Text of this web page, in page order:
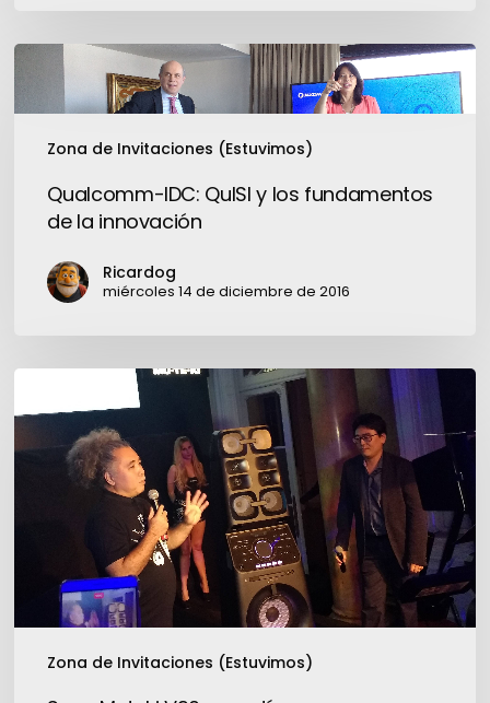
de
nube
Zona de Invitaciones (Estuvimos)
Qualcomm-
QuISI
fundamentos
innovación
Qualcomm-IDC: QuISI y los fundamentos
de la innovación
Ricardog
miércoles 14 de diciembre de 2016
Zona de Invitaciones (Estuvimos)
Muteki
tímpanos